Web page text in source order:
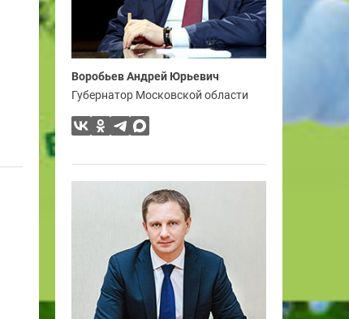
Воробьев Андрей Юрьевич
Губернатор Московской области